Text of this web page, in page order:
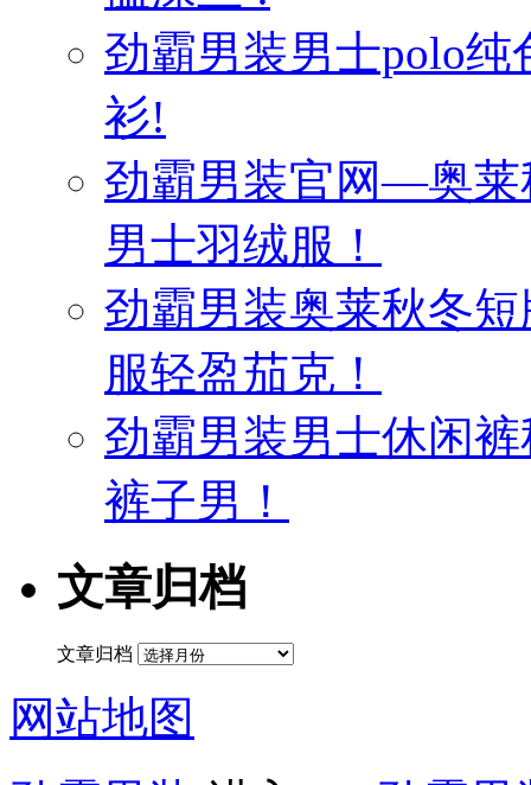
劲霸男装男士polo
衫!
劲霸男装官网—奥莱
男士羽绒服！
劲霸男装奥莱秋冬
服轻盈茄克！
劲霸男装男士休闲
裤子男！
文章归档
文章归档
网站地图